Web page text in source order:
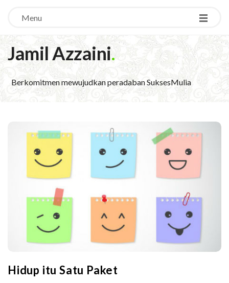
Menu
Jamil Azzaini.
Berkomitmen mewujudkan peradaban SuksesMulia
Hidup itu Satu Paket